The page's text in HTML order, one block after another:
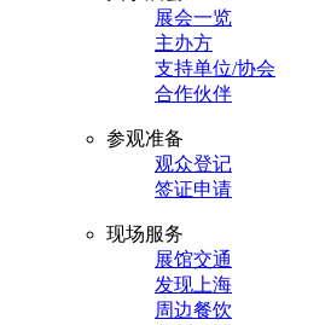
展会一览
主办方
支持单位/协会
合作伙伴
参观准备
观众登记
签证申请
现场服务
展馆交通
发现上海
周边餐饮